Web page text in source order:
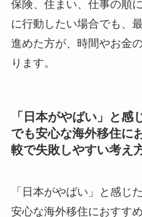
保険、住まい、仕事の順
に行動したい場合でも、
進めた方が、時間やお金
ります。
「日本がやばい」と感
でも安心な海外移住に
較で失敗しやすい考え
「日本がやばい」と感じ
安心な海外移住におすす